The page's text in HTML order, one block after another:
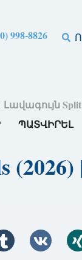
998-8826
ՊԱՏՎԻՐԵԼ
Լավագույն